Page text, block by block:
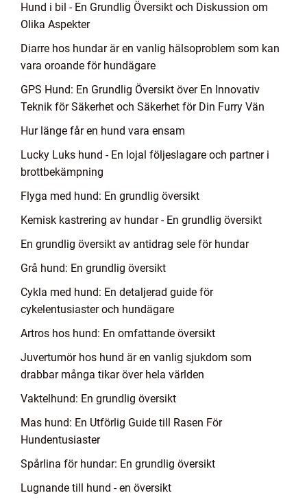
Hund i bil - En Grundlig Översikt och Diskussion om
Olika Aspekter
Diarre hos hundar är en vanlig hälsoproblem som kan
vara oroande för hundägare
GPS Hund: En Grundlig Översikt över En Innovativ
Teknik för Säkerhet och Säkerhet för Din Furry Vän
Hur länge får en hund vara ensam
Lucky Luks hund - En lojal följeslagare och partner i
brottbekämpning
Flyga med hund: En grundlig översikt
Kemisk kastrering av hundar - En grundlig översikt
En grundlig översikt av antidrag sele för hundar
Grå hund: En grundlig översikt
Cykla med hund: En detaljerad guide för
cykelentusiaster och hundägare
Artros hos hund: En omfattande översikt
Juvertumör hos hund är en vanlig sjukdom som
drabbar många tikar över hela världen
Vaktelhund: En grundlig översikt
Mas hund: En Utförlig Guide till Rasen För
Hundentusiaster
Spårlina för hundar: En grundlig översikt
Lugnande till hund - en översikt